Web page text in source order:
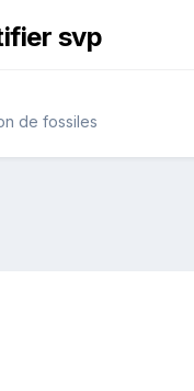
svp
de fossiles